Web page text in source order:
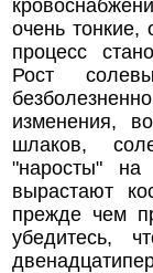
очень тонкие,
процесс
Рост
изменения,
шлаков,
"наросты"
вырастают
прежде чем
убедитесь,